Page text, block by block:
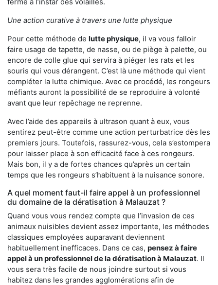
Une action curative à travers une lutte physique
Pour cette méthode de lutte physique, il va vous falloir
faire usage de tapette, de nasse, ou de piège à palette, ou
encore de colle glue qui servira à piéger les rats et les
souris qui vous dérangent. C’est là une méthode qui vient
compléter la lutte chimique. Avec ce procédé, les rongeurs
méfiants auront la possibilité de se reproduire à volonté
avant que leur repêchage ne reprenne.
Avec l’aide des appareils à ultrason quant à eux, vous
sentirez peut-être comme une action perturbatrice dès les
premiers jours. Toutefois, rassurez-vous, cela s’estompera
pour laisser place à son efficacité face à ces rongeurs.
Mais bon, il y a de fortes chances qu’après un certain
temps que les rongeurs s’habituent à la nuisance sonore.
A quel moment faut-il faire appel à un professionnel
du domaine de la dératisation à Malauzat ?
Quand vous vous rendez compte que l’invasion de ces
animaux nuisibles devient assez importante, les méthodes
classiques employées auparavant deviennent
habituellement inefficaces. Dans ce cas, pensez à faire
appel à un professionnel de la dératisation à Malauzat. Il
vous sera très facile de nous joindre surtout si vous
habitez dans les grandes agglomérations afin de